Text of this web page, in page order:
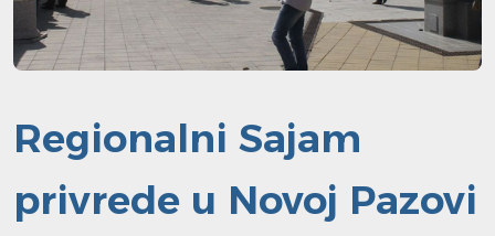
Regionalni Sajam
privrede u Novoj Pazovi